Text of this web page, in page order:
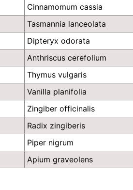
Cinnamomum cassia
Tasmannia lanceolata
Dipteryx odorata
Anthriscus cerefolium
Thymus vulgaris
Vanilla planifolia
Zingiber officinalis
Radix zingiberis
Piper nigrum
Apium graveolens